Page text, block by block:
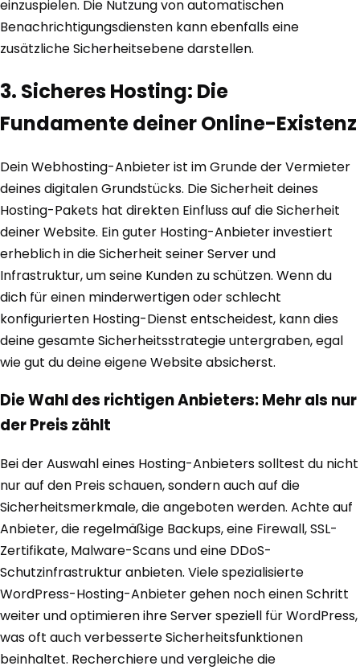
einzuspielen. Die Nutzung von automatischen
Benachrichtigungsdiensten kann ebenfalls eine
zusätzliche Sicherheitsebene darstellen.
3. Sicheres Hosting: Die
Fundamente deiner Online-Existenz
Dein Webhosting-Anbieter ist im Grunde der Vermieter
deines digitalen Grundstücks. Die Sicherheit deines
Hosting-Pakets hat direkten Einfluss auf die Sicherheit
deiner Website. Ein guter Hosting-Anbieter investiert
erheblich in die Sicherheit seiner Server und
Infrastruktur, um seine Kunden zu schützen. Wenn du
dich für einen minderwertigen oder schlecht
konfigurierten Hosting-Dienst entscheidest, kann dies
deine gesamte Sicherheitsstrategie untergraben, egal
wie gut du deine eigene Website absicherst.
Die Wahl des richtigen Anbieters: Mehr als nur
der Preis zählt
Bei der Auswahl eines Hosting-Anbieters solltest du nicht
nur auf den Preis schauen, sondern auch auf die
Sicherheitsmerkmale, die angeboten werden. Achte auf
Anbieter, die regelmäßige Backups, eine Firewall, SSL-
Zertifikate, Malware-Scans und eine DDoS-
Schutzinfrastruktur anbieten. Viele spezialisierte
WordPress-Hosting-Anbieter gehen noch einen Schritt
weiter und optimieren ihre Server speziell für WordPress,
was oft auch verbesserte Sicherheitsfunktionen
beinhaltet. Recherchiere und vergleiche die